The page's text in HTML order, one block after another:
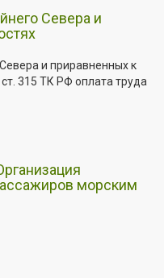
Севера и
и приравненных к
315 ТК РФ оплата труда
морским